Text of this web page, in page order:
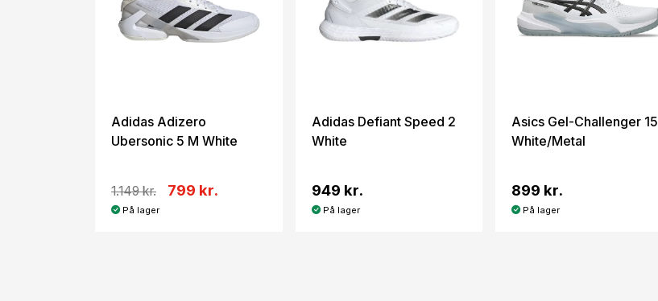
Adidas Adizero
Ubersonic 5 M White
1.149 kr. 799 kr.
På lager
Adidas Defiant Speed 2
White
949 kr.
På lager
Asics Gel-Challenger 15
White/Metal
899 kr.
På lager